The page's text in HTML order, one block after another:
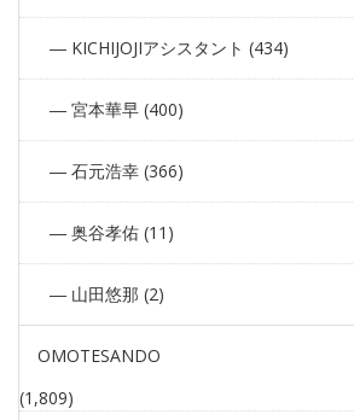
KICHIJOJIアシスタント (434)
宮本華早 (400)
石元浩幸 (366)
奥谷孝佑 (11)
山田悠那 (2)
OMOTESANDO
(1,809)